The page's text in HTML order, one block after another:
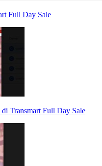
Full Day Sale
Transmart Full Day Sale